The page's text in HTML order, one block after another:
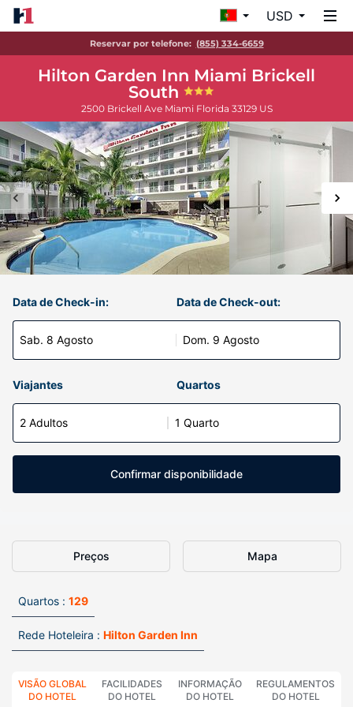
USD
Reservar por telefone: (855) 334-6659
Hilton Garden Inn Miami Brickell
South
2500 Brickell Ave Miami Florida 33129 US
Data de Check-in:
Sab. 8 Agosto
Data de Check-out:
Dom. 9 Agosto
Viajantes Quartos
2 Adultos 1 Quarto
Confirmar disponibilidade
Preços Mapa
Quartos : 129
Rede Hoteleira : Hilton Garden Inn
VISÃO GLOBAL
DO HOTEL
FACILIDADES
DO HOTEL
INFORMAÇÃO
DO HOTEL
REGULAMENTOS
DO HOTEL